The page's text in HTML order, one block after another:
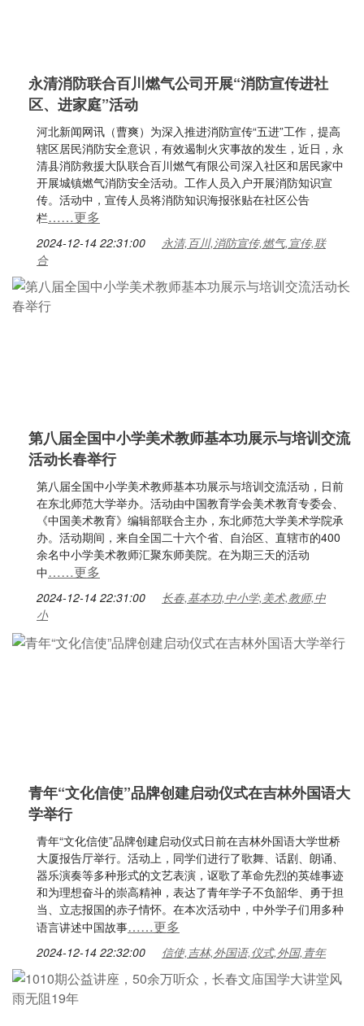
永清消防联合百川燃气公司开展“消防宣传进社
区、进家庭”活动
河北新闻网讯（曹爽）为深入推进消防宣传“五进”工作，提高
辖区居民消防安全意识，有效遏制火灾事故的发生，近日，永
清县消防救援大队联合百川燃气有限公司深入社区和居民家中
开展城镇燃气消防安全活动。工作人员入户开展消防知识宣
传。活动中，宣传人员将消防知识海报张贴在社区公告
栏……更多
2024-12-14 22:31:00
永清,百川,消防宣传,燃气,宣传,联
合
第八届全国中小学美术教师基本功展示与培训交流
活动长春举行
第八届全国中小学美术教师基本功展示与培训交流活动，日前
在东北师范大学举办。活动由中国教育学会美术教育专委会、
《中国美术教育》编辑部联合主办，东北师范大学美术学院承
办。活动期间，来自全国二十六个省、自治区、直辖市的400
余名中小学美术教师汇聚东师美院。在为期三天的活动
中……更多
2024-12-14 22:31:00
长春,基本功,中小学,美术,教师,中
小
青年“文化信使”品牌创建启动仪式在吉林外国语大
学举行
青年“文化信使”品牌创建启动仪式日前在吉林外国语大学世桥
大厦报告厅举行。活动上，同学们进行了歌舞、话剧、朗诵、
器乐演奏等多种形式的文艺表演，讴歌了革命先烈的英雄事迹
和为理想奋斗的崇高精神，表达了青年学子不负韶华、勇于担
当、立志报国的赤子情怀。在本次活动中，中外学子们用多种
语言讲述中国故事……更多
2024-12-14 22:32:00 信使,吉林,外国语,仪式,外国,青年